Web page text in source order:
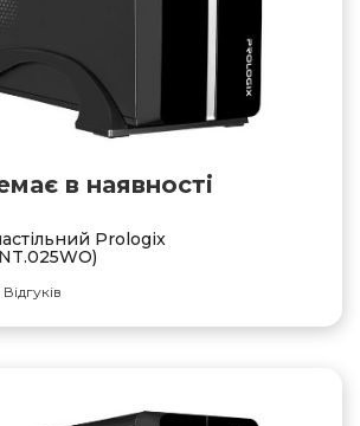
в наявностi
Prologix